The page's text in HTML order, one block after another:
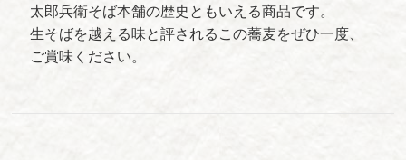
太郎兵衛そば本舗の歴史ともいえる商品です。
生そばを越える味と評されるこの蕎麦をぜひ一度、
ご賞味ください。